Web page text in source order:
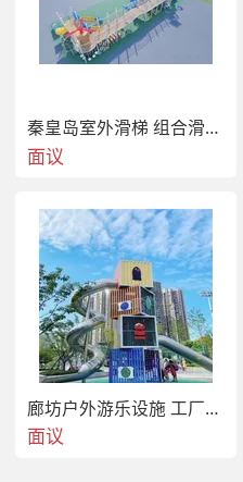
秦皇岛室外滑梯 组合滑道 生产供应
面议
廊坊户外游乐设施 工厂塑料 不锈钢大型设备
面议